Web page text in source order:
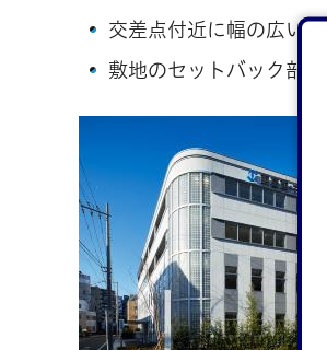
交差点付近に幅の広い
敷地のセットバック部